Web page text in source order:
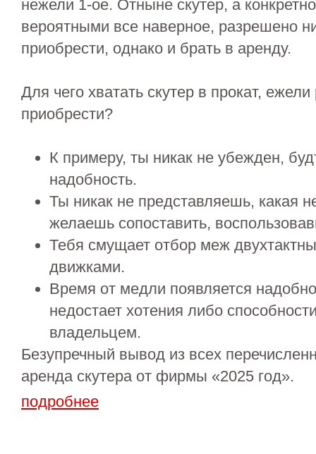
нежели 1-ое. Отныне скутер, а
вероятными все наверное, разрешено
приобрести, однако и брать в аренду.
Для чего хватать скутер в прокат,
приобрести?
К примеру, ты никак не убежден,
надобность.
Ты никак не представляешь, какая
желаешь сопоставить,
Тебя смущает отбор меж
движками.
Время от медли появляется
недостает хотения либо
владельцем.
Безупречный вывод из всех
аренда скутера от фирмы «2025 год».
подробнее